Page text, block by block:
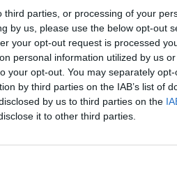
parties, or processing of your
by us, please use the below opt-out
your opt-out request is processed
personal information utilized by us
your opt-out. You may separately
by third parties on the IAB’s list of
by us to third parties on the
it to other third parties.
ΑΘΛΗΤΙΚΑ
Φορμουλα 1: Ο
Πιάστρι νικητής στο
Body
Ήταν η δεύτερη νίκη στην
του στην κορωνίδα του
μηχανοκίνητου